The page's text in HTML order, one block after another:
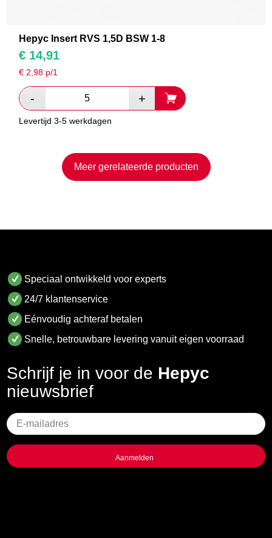
Hepyc Insert RVS 1,5D BSW 1-8
€ 14,91
€2,98 p/1
Levertijd 3-5 werkdagen
Meer gerelateerde producten
Speciaal ontwikkeld voor experts
24/7 klantenservice
Eénvoudig achteraf betalen
Snelle, betrouwbare levering vanuit eigen voorraad
Schrijf je in voor de Hepyc
nieuwsbrief
Geen
titel